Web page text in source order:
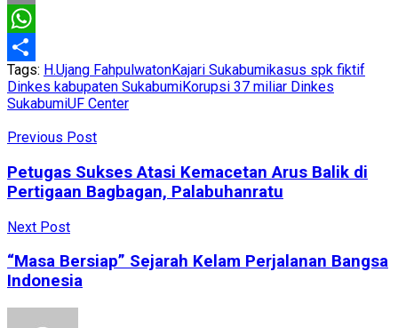
Email
WhatsApp
Share
Tags: H.Ujang FahpulwatonKajari Sukabumikasus spk fiktif
Dinkes kabupaten SukabumiKorupsi 37 miliar Dinkes
SukabumiUF Center
Previous Post
Petugas Sukses Atasi Kemacetan Arus Balik di
Pertigaan Bagbagan, Palabuhanratu
Next Post
“Masa Bersiap” Sejarah Kelam Perjalanan Bangsa
Indonesia